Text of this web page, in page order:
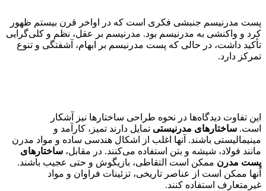
پست مدرنیسم جنبشی فکری است که در اواخر قرن بیستم ظهور
کرد و واکنشی به مدرنیسم بود. مدرنیسم بر عقل، نظم و کلی‌گرایی
تأکید داشت، در حالی که پست مدرنیسم بر ابهام، آشفتگی و تنوع
تمرکز دارد.
این تفاوت دیدگاه‌ها در نحوه طراحی ساختارها نیز آشکار
است. ساختارهای مدرنیستی تمایل دارند تمیز، کارآمد و
مینیمالیستی باشند. آنها اغلب از اشکال هندسی ساده و مواد مدرن
مانند فولاد، شیشه و بتن استفاده می‌کنند. در مقابل، ساختارهای
پست مدرن ممکن است التقاطی، بازیگوش و حتی عجیب باشند.
آنها ممکن است از عناصر تاریخی، تزئینات فراوان و مواد
غیرمتعارف استفاده کنند.